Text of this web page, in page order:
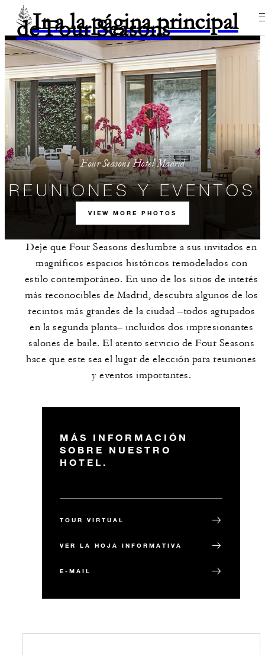
Ir a la página principal
de Four Seasons
Four Seasons Hotel Madrid
REUNIONES Y EVENTOS
VIEW MORE PHOTOS
Deje que Four Seasons deslumbre a sus invitados en
magníficos espacios históricos remodelados con
estilo contemporáneo. En uno de los sitios de interés
más reconocibles de Madrid, descubra algunos de los
recintos más grandes de la ciudad –todos agrupados
en la segunda planta– incluidos dos impresionantes
salones de baile. El atento servicio de Four Seasons
hace que este sea el lugar de elección para reuniones
y eventos importantes.
MÁS INFORMACIÓN
SOBRE NUESTRO
HOTEL.
TOUR VIRTUAL
VER LA HOJA INFORMATIVA
E-MAIL